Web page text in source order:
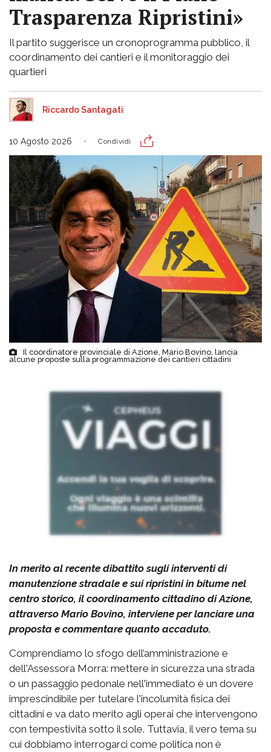
Trasparenza Ripristini»
Il partito suggerisce un cronoprogramma pubblico, il
coordinamento dei cantieri e il monitoraggio dei
quartieri
Riccardo Santagati
10 Agosto 2026 Condividi
Il coordinatore provinciale di Azione, Mario Bovino, lancia
alcune proposte sulla programmazione dei cantieri cittadini
In merito al recente dibattito sugli interventi di
manutenzione stradale e sui ripristini in bitume nel
centro storico, il coordinamento cittadino di Azione,
attraverso Mario Bovino, interviene per lanciare una
proposta e commentare quanto accaduto.
Comprendiamo lo sfogo dell’amministrazione e
dell'Assessora Morra: mettere in sicurezza una strada
o un passaggio pedonale nell'immediato è un dovere
imprescindibile per tutelare l'incolumità fisica dei
cittadini e va dato merito agli operai che intervengono
con tempestività sotto il sole. Tuttavia, il vero tema su
cui dobbiamo interrogarci come politica non è